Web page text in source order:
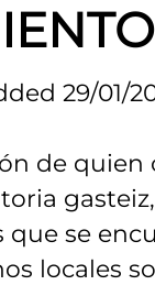
29/01/
de quien
que se
locales